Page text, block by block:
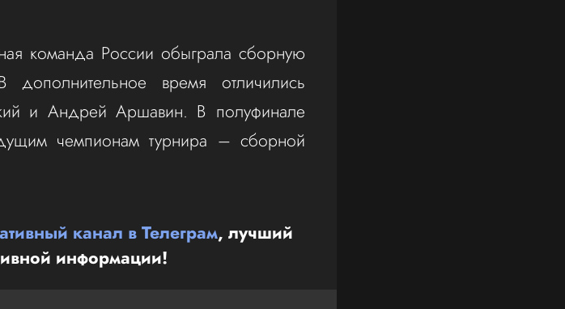
команда России обыграла сборную
время отличились
и Андрей Аршавин. В полуфинале
чемпионам турнира – сборной
канал в Телеграм, лучший
информации!